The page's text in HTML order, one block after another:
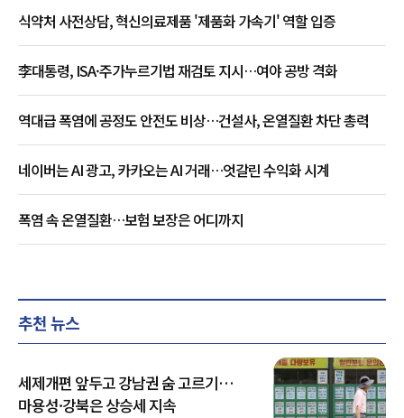
식약처 사전상담, 혁신의료제품 '제품화 가속기' 역할 입증
李대통령, ISA·주가누르기법 재검토 지시…여야 공방 격화
역대급 폭염에 공정도 안전도 비상…건설사, 온열질환 차단 총력
네이버는 AI 광고, 카카오는 AI 거래…엇갈린 수익화 시계
폭염 속 온열질환…보험 보장은 어디까지
추천 뉴스
세제개편 앞두고 강남권 숨 고르기…
마용성·강북은 상승세 지속